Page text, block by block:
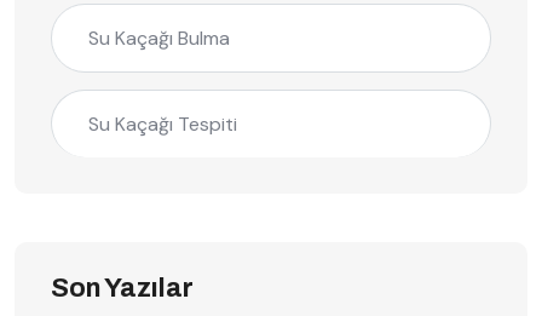
Su Kaçağı Bulma
Su Kaçağı Tespiti
Son Yazılar